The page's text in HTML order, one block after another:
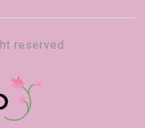
reserved